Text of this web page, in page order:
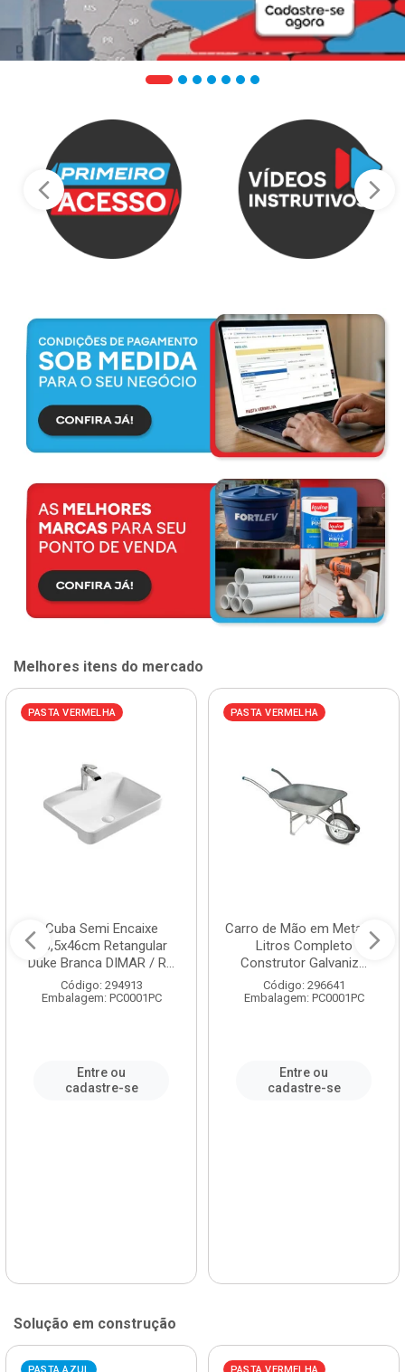
Melhores itens do mercado
PASTA VERMELHA
Cuba Semi Encaixe
58,5x46cm Retangular
Duke Branca DIMAR / R...
Código: 294913
Embalagem: PC0001PC
Entre ou
cadastre-se
PASTA VERMELHA
Carro de Mão em Metal 60
Litros Completo
Construtor Galvaniz...
Código: 296641
Embalagem: PC0001PC
Entre ou
cadastre-se
Solução em construção